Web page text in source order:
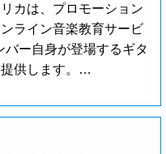
カは、プロモーション
ライン音楽教育サービ
ー自身が登場するギタ
供します。…